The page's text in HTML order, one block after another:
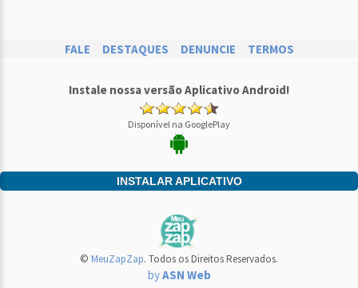
FALE DESTAQUES DENUNCIE TERMOS
Instale nossa versão Aplicativo Android!
Disponível na GooglePlay
INSTALAR APLICATIVO
© MeuZapZap. Todos os Direitos Reservados.
byASN Web